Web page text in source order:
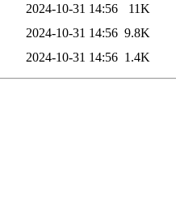
2024-10-31 14:56
11K
2024-10-31 14:56 9.8K
2024-10-31 14:56 1.4K